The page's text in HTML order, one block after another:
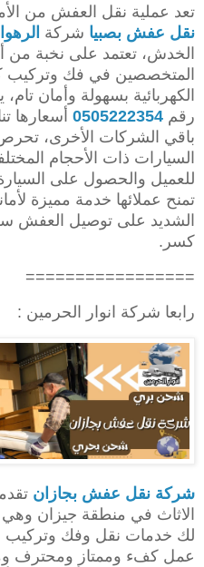
تعد عملية نقل العفش من
نقل عفش بصبيا شركة
الخدش، تعتمد على نخبة من
المتخصصين في فك وتركيب
الكهربائية بسهولة وأمان
رقم 0505222354 أسعارها
باقي الشركات الأخرى،
السيارات ذات الأحجام
للعميل والحصول على
تمنح عملائها خدمة مميزة
الشديد على توصيل العفش
كسر.
=================
رابعا شركة انوار الحرمين :
شركة نقل عفش بجازان
الاثاث في منطقة جيزان
لك خدمات نقل وفك وتركيب
عمل كفء وممتاز ومحترف